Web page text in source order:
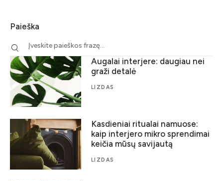
Paieška
Augalai interjere: daugiau nei
graži detalė
LIZDAS
Kasdieniai ritualai namuose:
kaip interjero mikro sprendimai
keičia mūsų savijautą
LIZDAS